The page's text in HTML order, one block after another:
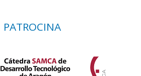
PATROCINA